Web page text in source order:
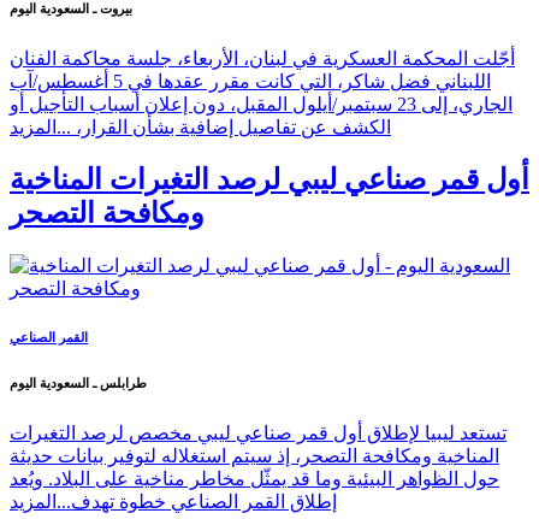
بيروت ـ السعودية اليوم
أجّلت المحكمة العسكرية في لبنان، الأربعاء، جلسة محاكمة الفنان
اللبناني فضل شاكر، التي كانت مقرر عقدها في 5 أغسطس/آب
الجاري، إلى 23 سبتمبر/أيلول المقبل، دون إعلان أسباب التأجيل أو
الكشف عن تفاصيل إضافية بشأن القرار، ... المزيد
أول قمر صناعي ليبي لرصد التغيرات المناخية
ومكافحة التصحر
القمر الصناعي
طرابلس ـ السعودية اليوم
تستعد ليبيا لإطلاق أول قمر صناعي ليبي مخصص لرصد التغيرات
المناخية ومكافحة التصحر، إذ سيتم استغلاله لتوفير بيانات حديثة
حول الظواهر البيئية وما قد يمثّل مخاطر مناخية على البلاد. ويُعد
إطلاق القمر الصناعي خطوة تهدف... المزيد